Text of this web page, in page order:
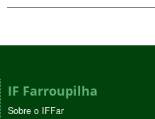
IF Farroupilha
Sobre o IFFar